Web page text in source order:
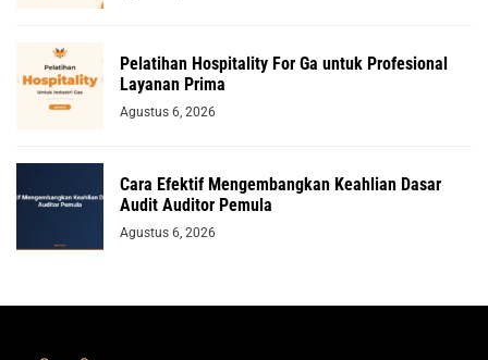
Pelatihan Hospitality For Ga untuk Profesional
Layanan Prima
Agustus 6, 2026
Cara Efektif Mengembangkan Keahlian Dasar
Audit Auditor Pemula
Agustus 6, 2026